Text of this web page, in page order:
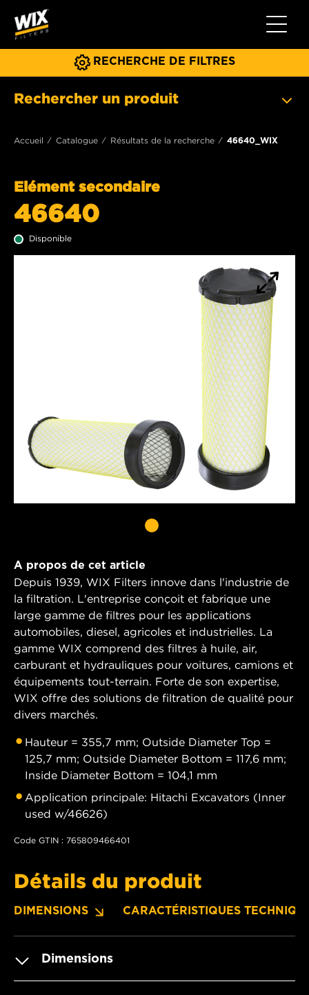
Toggle
RECHERCHE DE FILTRES
Rechercher un produit
Accueil Catalogue Résultats de la recherche 46640_WIX
Elément secondaire
46640
Disponible
A propos de cet article
Depuis 1939, WIX Filters innove dans l'industrie de
la filtration. L'entreprise conçoit et fabrique une
large gamme de filtres pour les applications
automobiles, diesel, agricoles et industrielles. La
gamme WIX comprend des filtres à huile, air,
carburant et hydrauliques pour voitures, camions et
équipements tout-terrain. Forte de son expertise,
WIX offre des solutions de filtration de qualité pour
divers marchés.
Hauteur = 355,7 mm; Outside Diameter Top =
125,7 mm; Outside Diameter Bottom = 117,6 mm;
Inside Diameter Bottom = 104,1 mm
Application principale: Hitachi Excavators (Inner
used w/46626)
Code GTIN : 765809466401
Détails du produit
DIMENSIONS CARACTÉRISTIQUES
Dimensions